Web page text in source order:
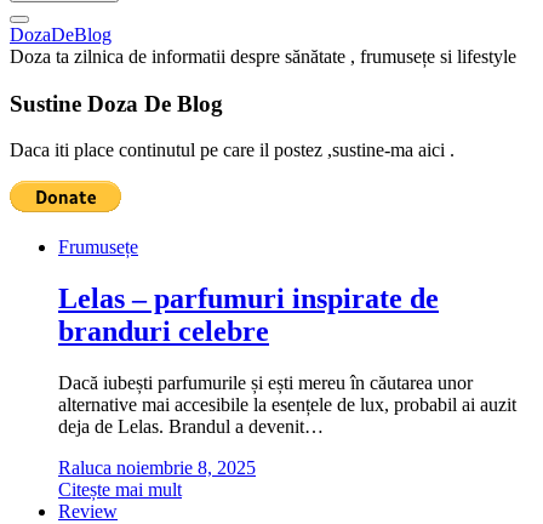
DozaDeBlog
Doza ta zilnica de informatii despre sănătate , frumusețe si lifestyle
Sustine Doza De Blog
Daca iti place continutul pe care il postez ,sustine-ma aici .
Frumusețe
Lelas – parfumuri inspirate de
branduri celebre
Dacă iubești parfumurile și ești mereu în căutarea unor
alternative mai accesibile la esențele de lux, probabil ai auzit
deja de Lelas. Brandul a devenit…
Raluca noiembrie 8, 2025
Citește mai mult
Review